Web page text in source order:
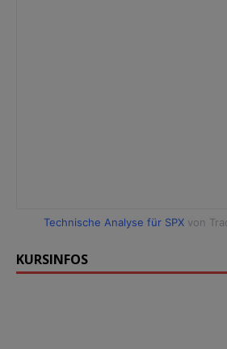
Technische Analyse für SPX von
KURSINFOS